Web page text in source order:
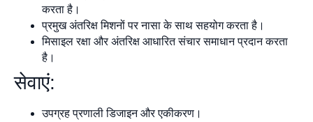
करता है।
प्रमुख अंतरिक्ष मिशनों पर नासा के साथ सहयोग करता है।
मिसाइल रक्षा और अंतरिक्ष आधारित संचार समाधान प्रदान करता
है।
सेवाएं:
उपग्रह प्रणाली डिजाइन और एकीकरण।